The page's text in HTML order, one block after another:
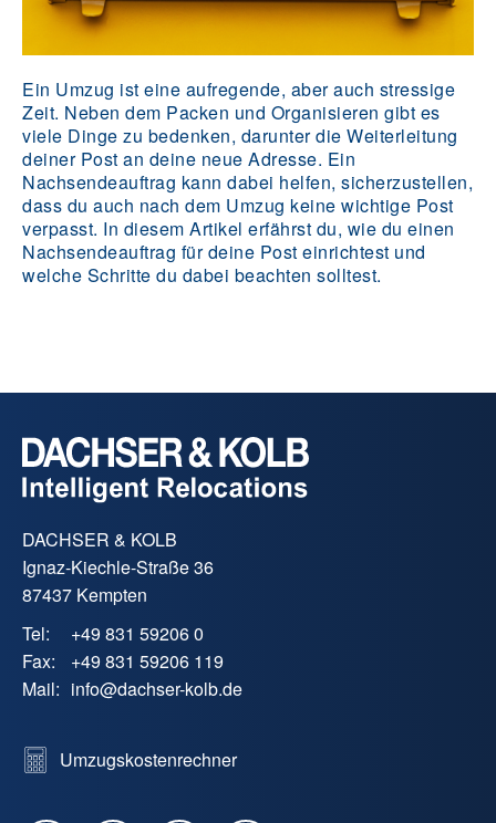
Ein Umzug ist eine aufregende, aber auch stressige
Zeit. Neben dem Packen und Organisieren gibt es
viele Dinge zu bedenken, darunter die Weiterleitung
deiner Post an deine neue Adresse. Ein
Nachsendeauftrag kann dabei helfen, sicherzustellen,
dass du auch nach dem Umzug keine wichtige Post
verpasst. In diesem Artikel erfährst du, wie du einen
Nachsendeauftrag für deine Post einrichtest und
welche Schritte du dabei beachten solltest.
DACHSER & KOLB
Ignaz-Kiechle-Straße 36
87437 Kempten
Tel:
+49 831 59206 0
Fax:
+49 831 59206 119
Mail: info@dachser-kolb.de
Umzugskostenrechner